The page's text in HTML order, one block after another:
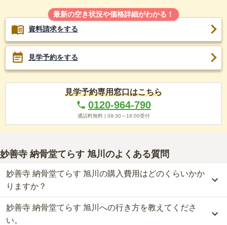
最新の空き状況や価格詳細がわかる！
資料請求をする
見学予約をする
見学予約専用窓口はこちら
0120-964-790
通話料無料 | 09:30～18:00受付
妙善寺 納骨堂てらす 旭川 のよくある質問
妙善寺 納骨堂てらす 旭川の購入費用はどのくらいかか
りますか？
妙善寺 納骨堂てらす 旭川では、納骨堂が約16.5万円からお求めい
ただけます。
妙善寺 納骨堂てらす 旭川への行き方を教えてくださ
い。